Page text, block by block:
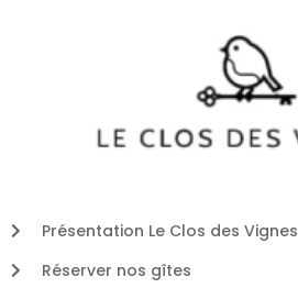
Présentation Le Clos des Vignes
Réserver nos gîtes